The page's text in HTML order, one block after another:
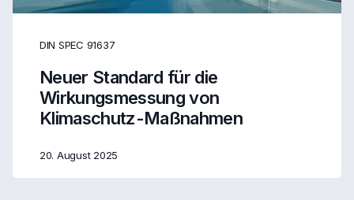
DIN SPEC 91637
Neuer Standard für die
Wirkungsmessung von
Klimaschutz-Maßnahmen
20. August 2025